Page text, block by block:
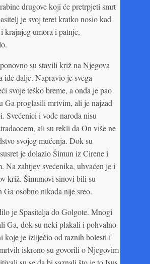
drugove koji će pretrpjeti smrt
je svoj teret kratko nosio kad
krajnjeg umora i patnje,
su stavili križ na Njegova
ide dalje. Napravio je svega
svoje teško breme, a onda je pao
Ga proglasili mrtvim, ali je najzad
Svećenici i vođe naroda nisu
ali su rekli da On više ne
svojeg mučenja. Dok su
je dolazio Šimun iz Cirene i
Na zahtjev svećenika, uhvaćen je i
križ. Šimunovi sinovi bili su
osobno nikada nije sreo.
je Spasitelja do Golgote. Mnogi
Ga, dok su neki plakali i pohvalno
koje je izliječio od raznih bolesti i
iskreno su govorili o Njegovim